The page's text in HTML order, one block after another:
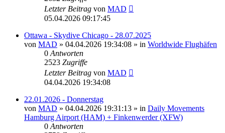
Letzter Beitrag von MAD
05.04.2026 09:17:45
Ottawa - Skydive Chicago - 28.07.2025
von MAD » 04.04.2026 19:34:08 » in Worldwide Flughäfen
0 Antworten
2523 Zugriffe
Letzter Beitrag von MAD
04.04.2026 19:34:08
22.01.2026 - Donnerstag
von MAD » 04.04.2026 19:31:13 » in Daily Movements
Hamburg Airport (HAM) + Finkenwerder (XFW)
0 Antworten